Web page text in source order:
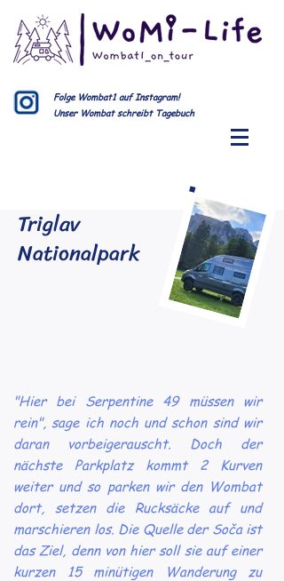
Folge Wombat1 auf Instagram!
Unser Wombat schreibt Tagebuch
Triglav
Nationalpark
"Hier bei Serpentine 49 müssen wir
rein", sage ich noch und schon sind wir
daran vorbeigerauscht. Doch der
nächste Parkplatz kommt 2 Kurven
weiter und so parken wir den Wombat
dort, setzen die Rucksäcke auf und
marschieren los. Die Quelle der Soča ist
das Ziel, denn von hier soll sie auf einer
kurzen 15 minütigen Wanderung zu